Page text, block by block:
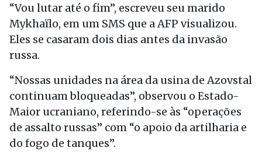
“Vou lutar até o fim”, escreveu seu marido
Mykhaïlo, em um SMS que a AFP visualizou.
Eles se casaram dois dias antes da invasão
russa.
“Nossas unidades na área da usina de Azovstal
continuam bloqueadas”, observou o Estado-
Maior ucraniano, referindo-se às “operações
de assalto russas” com “o apoio da artilharia e
do fogo de tanques”.